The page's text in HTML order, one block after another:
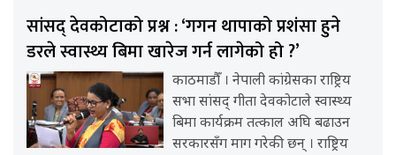
सांसद् देवकोटाको प्रश्न : ‘गगन थापाको प्रशंसा हुने
डरले स्वास्थ्य बिमा खारेज गर्न लागेको हो ?’
काठमाडौँ । नेपाली कांग्रेसका राष्ट्रिय
सभा सांसद् गीता देवकोटाले स्वास्थ्य
बिमा कार्यक्रम तत्काल अघि बढाउन
सरकारसँग माग गरेकी छन् । राष्ट्रिय